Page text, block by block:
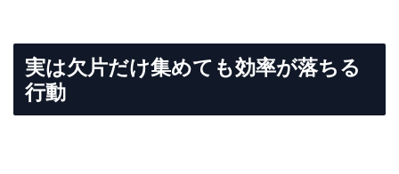
実は欠片だけ集めても効率が落ちる
行動